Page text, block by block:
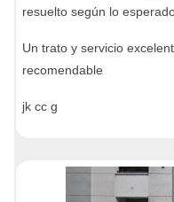
resuelto según lo
Un trato y servicio
recomendable
jk cc g